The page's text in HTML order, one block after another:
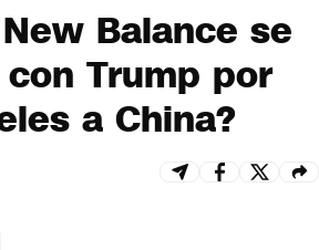
Balance se
Trump por
a China?